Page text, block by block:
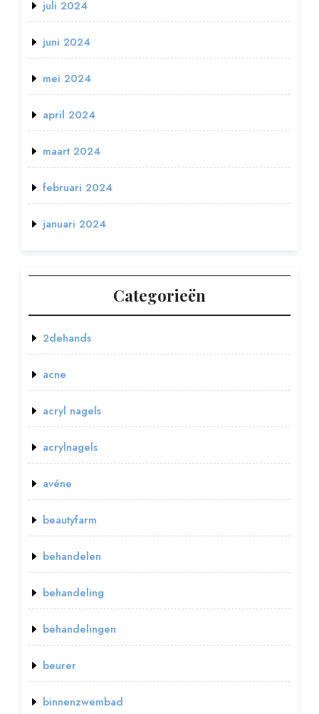
juli 2024
juni 2024
mei 2024
april 2024
maart 2024
februari 2024
januari 2024
Categorieën
2dehands
acne
acryl nagels
acrylnagels
avéne
beautyfarm
behandelen
behandeling
behandelingen
beurer
binnenzwembad